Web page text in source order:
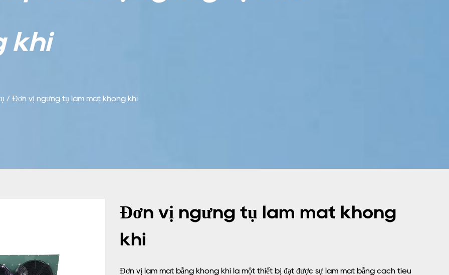
khí
/ Đơn vị ngưng tụ làm mát không khí
Đơn vị ngưng tụ làm mát không
khí
Đơn vị làm mát bằng không khí là một thiết bị đạt được sự làm mát bằng cách tiêu